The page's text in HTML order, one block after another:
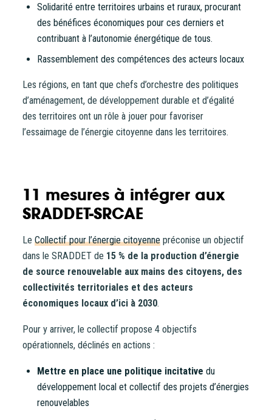
Solidarité entre territoires urbains et ruraux, procurant
des bénéfices économiques pour ces derniers et
contribuant à l’autonomie énergétique de tous.
Rassemblement des compétences des acteurs locaux
Les régions, en tant que chefs d’orchestre des politiques
d’aménagement, de développement durable et d’égalité
des territoires ont un rôle à jouer pour favoriser
l’essaimage de l’énergie citoyenne dans les territoires.
11 mesures à intégrer aux
SRADDET-SRCAE
Le Collectif pour l’énergie citoyennepréconise un objectif
dans le SRADDET de 15 % de la production d’énergie
de source renouvelable aux mains des citoyens, des
collectivités territoriales et des acteurs
économiques locaux d’ici à 2030.
Pour y arriver, le collectif propose 4 objectifs
opérationnels, déclinés en actions :
Mettre en place une politique incitative du
développement local et collectif des projets d’énergies
renouvelables